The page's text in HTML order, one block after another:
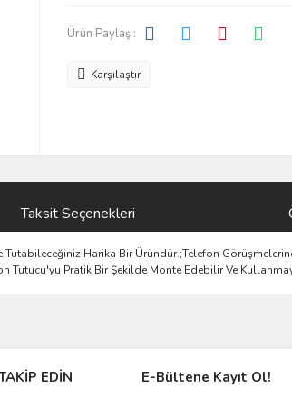
Ürün Paylaş :
Karşılaştır
Taksit Seçenekleri
Tutabileceğiniz Harika Bir Üründür.;Telefon
Tutucu'yu Pratik Bir Şekilde Monte Edebilir Ve
EDİN E-Bültene Kayıt Ol!